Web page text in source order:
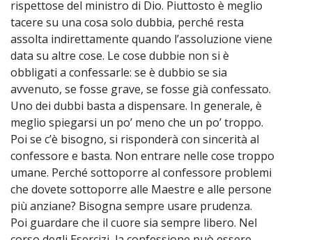
rispettose del ministro di Dio. Piuttosto è meglio
tacere su una cosa solo dubbia, perché resta
assolta indirettamente quando l’assoluzione viene
data su altre cose. Le cose dubbie non si è
obbligati a confessarle: se è dubbio se sia
avvenuto, se fosse grave, se fosse già confessato.
Uno dei dubbi basta a dispensare. In generale, è
meglio spiegarsi un po’ meno che un po’ troppo.
Poi se c’è bisogno, si risponderà con sincerità al
confessore e basta. Non entrare nelle cose troppo
umane. Perché sottoporre al confessore problemi
che dovete sottoporre alle Maestre e alle persone
più anziane? Bisogna sempre usare prudenza.
Poi guardare che il cuore sia sempre libero. Nel